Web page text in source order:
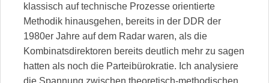
klassisch auf technische Prozesse orientierte
Methodik hinausgehen, bereits in der DDR der
1980er Jahre auf dem Radar waren, als die
Kombinatsdirektoren bereits deutlich mehr zu sagen
hatten als noch die Parteibürokratie. Ich analysiere
die Spannung zwischen theoretisch-methodischen